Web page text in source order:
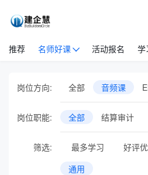
推荐 名师好课 活动报名 学
岗位方向: 全部 音频课
岗位职能: 全部 结算审计
筛选: 最多学习 好评
通用